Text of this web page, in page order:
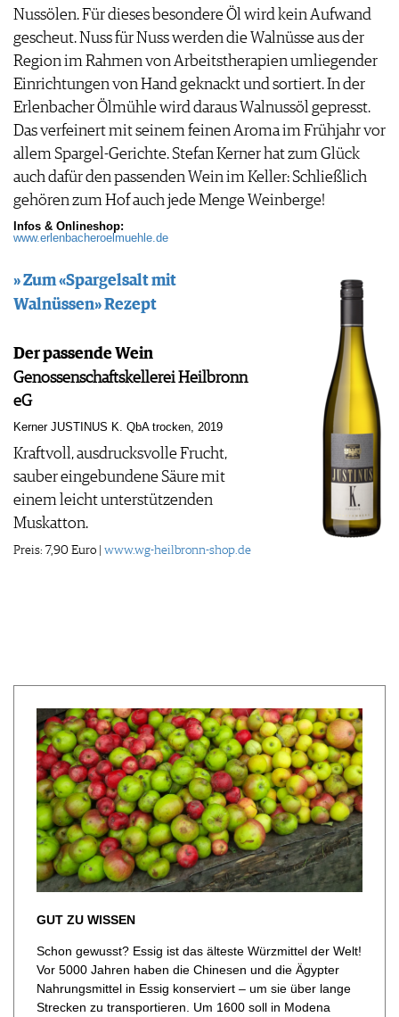
Nussölen. Für dieses besondere Öl wird kein Aufwand
gescheut. Nuss für Nuss werden die Walnüsse aus der
Region im Rahmen von Arbeitstherapien umliegender
Einrichtungen von Hand geknackt und sortiert. In der
Erlenbacher Ölmühle wird daraus Walnussöl gepresst.
Das verfeinert mit seinem feinen Aroma im Frühjahr vor
allem Spargel-Gerichte. Stefan Kerner hat zum Glück
auch dafür den passenden Wein im Keller: Schließlich
gehören zum Hof auch jede Menge Weinberge!
Infos & Onlineshop:
www.erlenbacheroelmuehle.de
» Zum «Spargelsalt mit
Walnüssen» Rezept
Der passende Wein
Genossenschaftskellerei Heilbronn
eG
Kerner JUSTINUS K. QbA trocken, 2019
Kraftvoll, ausdrucksvolle Frucht,
sauber eingebundene Säure mit
einem leicht unterstützenden
Muskatton.
Preis: 7,90 Euro | www.wg-heilbronn-shop.de
GUT ZU WISSEN
Schon gewusst? Essig ist das älteste Würzmittel der Welt!
Vor 5000 Jahren haben die Chinesen und die Ägypter
Nahrungsmittel in Essig konserviert – um sie über lange
Strecken zu transportieren. Um 1600 soll in Modena